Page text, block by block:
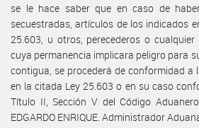
se le hace saber que en caso de
secuestradas, artículos de los indicados
25.603, u otros, perecederos o
cuya permanencia implicara peligro para
contigua, se procederá de conformidad a
en la citada Ley 25.603 o en su caso
Título II, Sección V del Código Aduanero
EDGARDO ENRIQUE. Administrador